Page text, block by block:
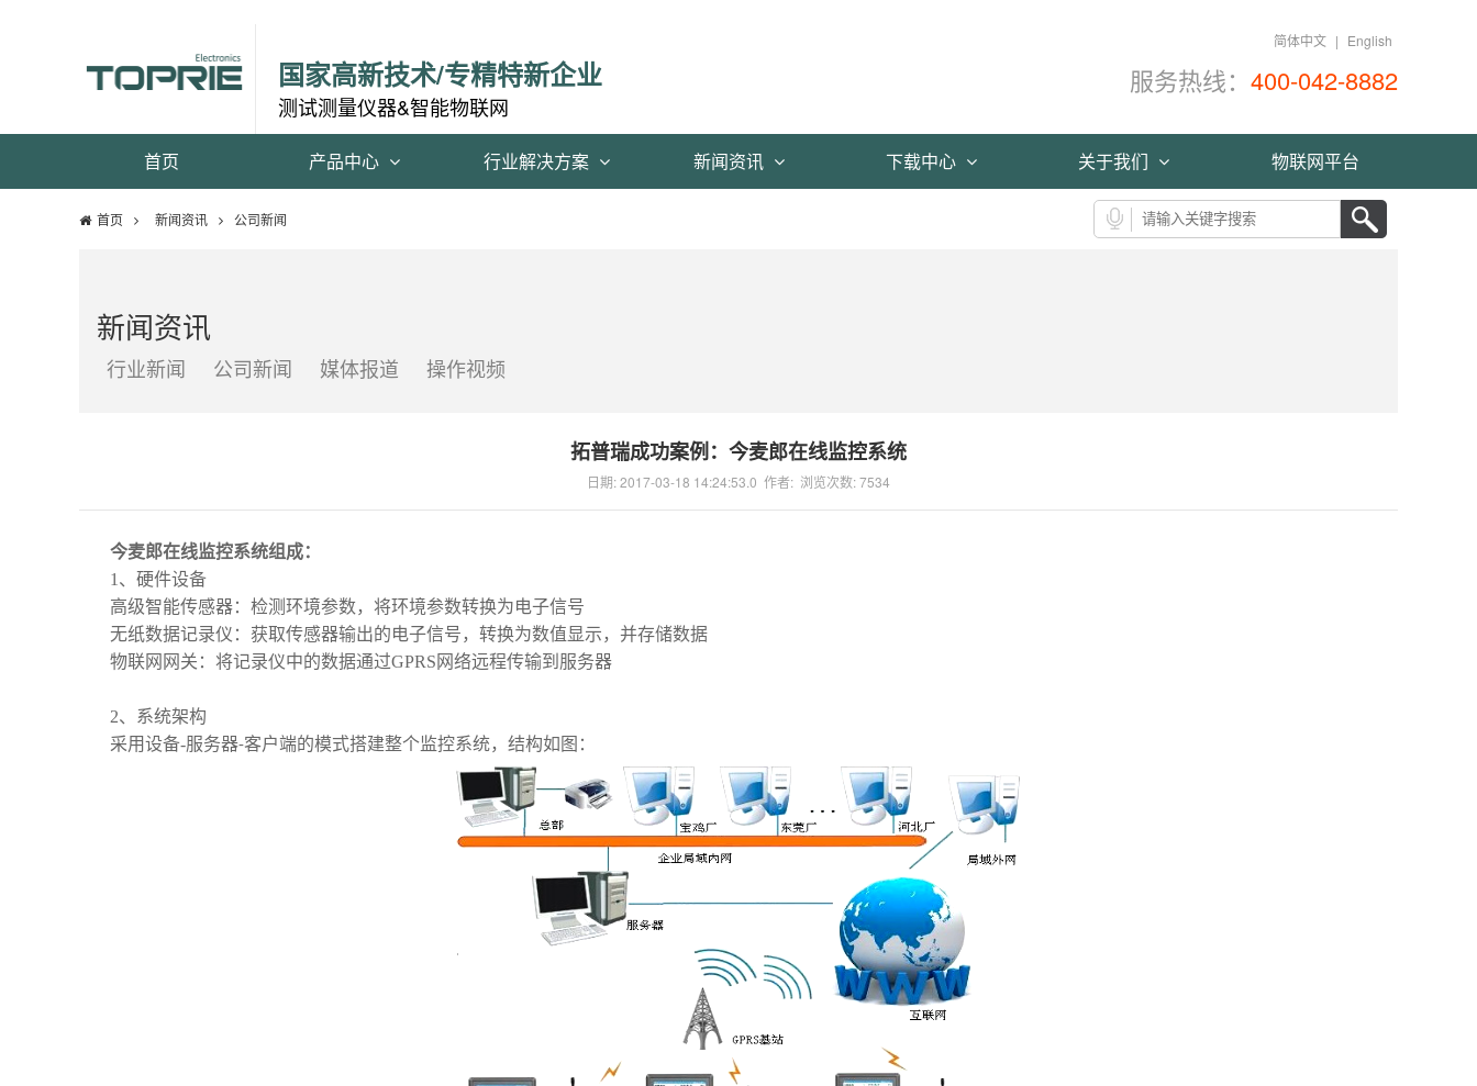
简体中文 | English
国家高新技术/专精特新企业
测试测量仪器&智能物联网
服务热线： 400-042-8882
首页 产品中心 行业解决方案 新闻资讯 下载中心 关于我们 物联网平台
首页 新闻资讯 公司新闻
新闻资讯
行业新闻 公司新闻 媒体报道 操作视频
拓普瑞成功案例：今麦郎在线监控系统
日期:2017-03-18 14:24:53.0 作者: 浏览次数:7534
今麦郎在线监控系统组成：
1、硬件设备
高级智能传感器：检测环境参数，将环境参数转换为电子信号
无纸数据记录仪：获取传感器输出的电子信号，转换为数值显示，并存储数据
物联网网关：将记录仪中的数据通过GPRS网络远程传输到服务器
2、系统架构
采用设备-服务器-客户端的模式搭建整个监控系统，结构如图：